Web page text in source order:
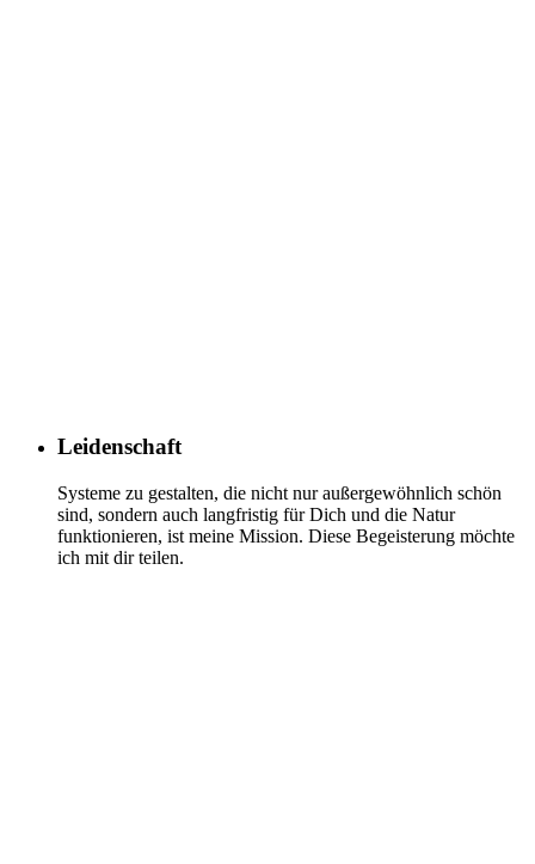
Leidenschaft
Systeme zu gestalten, die nicht nur außergewöhnlich schön
sind, sondern auch langfristig für Dich und die Natur
funktionieren, ist meine Mission. Diese Begeisterung möchte
ich mit dir teilen.